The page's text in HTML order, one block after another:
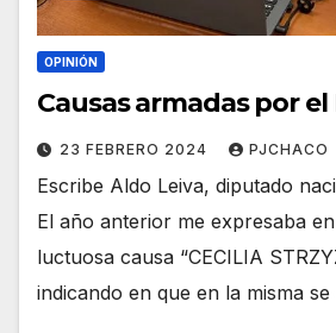
OPINIÓN
Causas armadas por el
23 FEBRERO 2024 PJCHACO
Escribe Aldo Leiva, diputado
El año anterior me expresaba
luctuosa causa “CECILIA
indicando en que en la misma